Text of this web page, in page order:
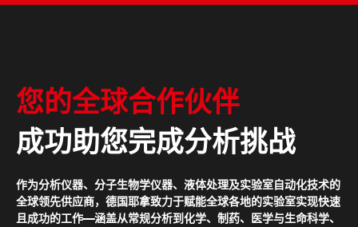
您的全球合作伙伴
成功助您完成分析挑战
作为分析仪器、分子生物学仪器、液体处理及实验室自动化技术的
全球领先供应商，德国耶拿致力于赋能全球各地的实验室实现快速
且成功的工作——涵盖从常规分析到化学、制药、医学与生命科学、